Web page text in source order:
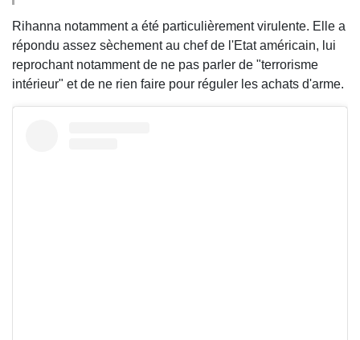
Rihanna notamment a été particulièrement virulente. Elle a
répondu assez sèchement au chef de l'Etat américain, lui
reprochant notamment de ne pas parler de "terrorisme
intérieur" et de ne rien faire pour réguler les achats d'arme.